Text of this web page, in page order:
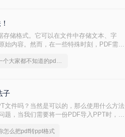
储格式。它可以在文件中存储文本、字
始内容。然而，在一些特殊时刻，PDF需要
看看。
分享一个大家都不知道的pdf转ppt格式方法
子
文件吗？当然是可以的，那么使用什么方法
题，当我们需要将一份PDF导入PPT时，我
怎么把pdf转ppt格式